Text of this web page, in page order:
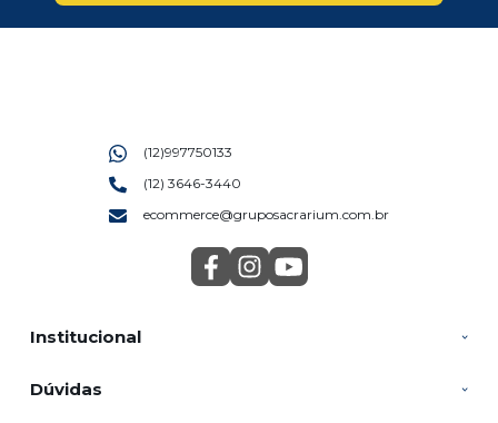
Institucional
Dúvidas
(12)997750133
(12) 3646-3440
ecommerce@gruposacrarium.com.br